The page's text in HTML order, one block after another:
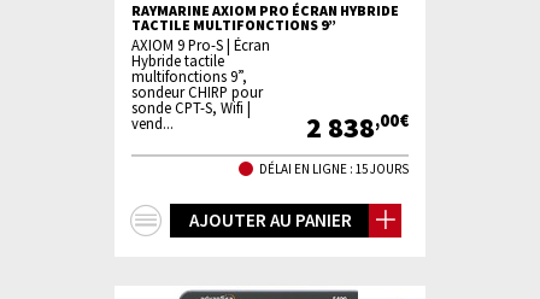
RAYMARINE AXIOM PRO ÉCRAN HYBRIDE
TACTILE MULTIFONCTIONS 9”
AXIOM 9 Pro-S | Écran
Hybride tactile
multifonctions 9”,
sondeur CHIRP pour
sonde CPT-S, Wifi |
vend...
2 838,00€
DÉLAI EN LIGNE : 15 JOURS
AJOUTER AU PANIER